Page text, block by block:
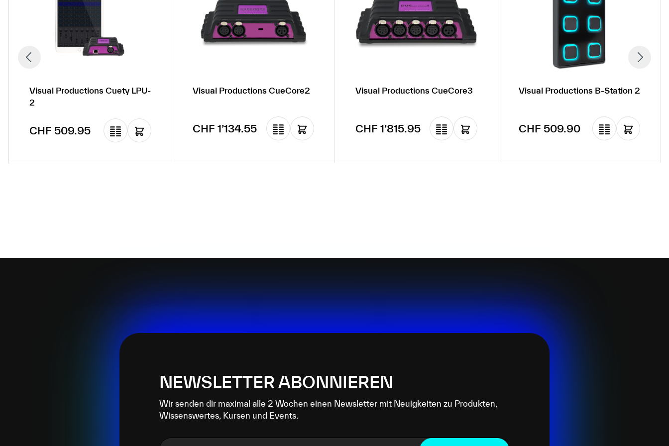
Visual Productions Cuety LPU-
2
Regulärer Preis:
CHF 509.95
Visual Productions CueCore2
Regulärer Preis:
CHF 1’134.55
Visual Productions CueCore3
Regulärer Preis:
CHF 1’815.95
Visual Productions B-Station 2
Regulärer Preis:
CHF 509.90
NEWSLETTER ABONNIEREN
Wir senden dir maximal alle 2 Wochen einen Newsletter mit Neuigkeiten zu Produkten,
Wissenswertes, Kursen und Events.